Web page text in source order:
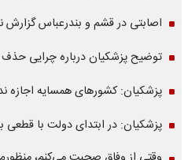
اصابتی در قشم و بندرعباس گزارش نشده
توضیح پزشکیان درباره چرایی حذف
پزشکیان: کشورهای همسایه اجازه
پزشکیان: در ابتدای دولت با قطعی